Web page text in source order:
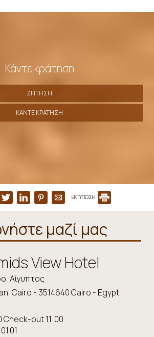
Κάντε κράτηση
ΖΉΤΗΣΗ
ΚΆΝΤΕ ΚΡΆΤΗΣΗ
ΕΚΤΥΠΩΣΗ
μαζί μας
View Hotel
Αίγυπτος
Cairo - 3514640 Cairo - Egypt
Check-out 11:00